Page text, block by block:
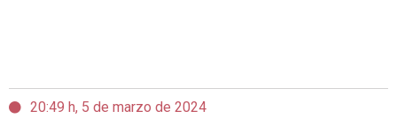
20:49 h, 5 de marzo de 2024